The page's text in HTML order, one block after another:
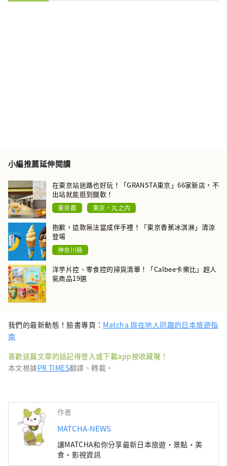
小編推薦延伸閱讀
在東京站迷路也好玩！「GRANSTA東京」66家新店，不
出站就能逛到腿軟！
東京都 東京・丸之内
抱歉，這款無法當成伴手禮！「東京香蕉冰淇淋」清涼
登場
神奈川縣
洋芋片控、零食控的掃貨清單！「Calbee卡樂比」超人
氣商品19選
我們的最新動態！臉書專頁： Matcha 與在地人同趣的日本旅遊指
南
喜歡這篇文章的話記得登入或下載app按收藏喔！
本文根據PR TIMES翻譯、轉載。
作者
MATCHA-NEWS
讓MATCHA和你分享最新日本旅遊・景點・美
食・影視資訊